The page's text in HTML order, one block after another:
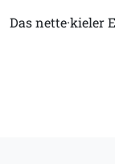
Das nette·kieler